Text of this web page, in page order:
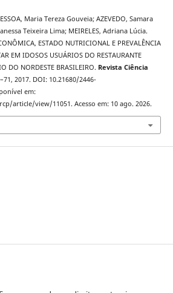
Maria Tereza Gouveia; AZEVEDO, Samara
Teixeira Lima; MEIRELES, Adriana Lúcia.
ESTADO NUTRICIONAL E PREVALÊNCIA
EM IDOSOS USUÁRIOS DO RESTAURANTE
DO NORDESTE BRASILEIRO. Revista Ciência
2017. DOI: 10.21680/2446-
em:
article/view/11051. Acesso em: 10 ago. 2026.